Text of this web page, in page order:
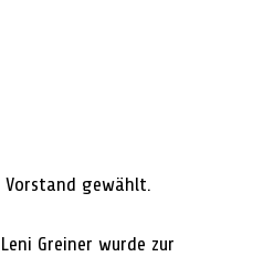
Vorstand gewählt.
Greiner wurde zur